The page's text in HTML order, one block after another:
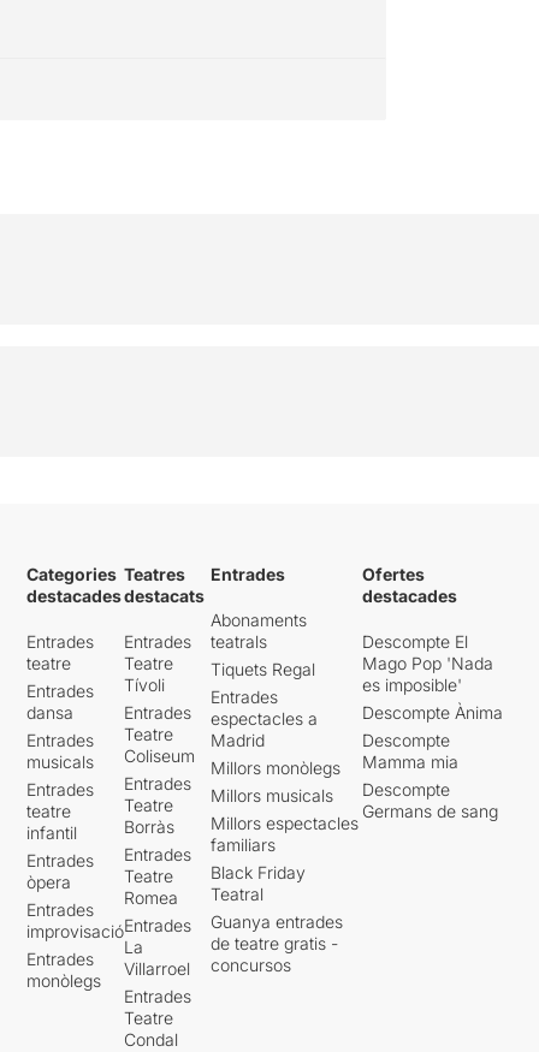
Categories
destacades
Entrades
teatre
Entrades
dansa
Entrades
musicals
Entrades
teatre
infantil
Entrades
òpera
Entrades
improvisació
Entrades
monòlegs
Teatres
destacats
Entrades
Teatre
Tívoli
Entrades
Teatre
Coliseum
Entrades
Teatre
Borràs
Entrades
Teatre
Romea
Entrades
La
Villarroel
Entrades
Teatre
Condal
Entrades
Abonaments
teatrals
Tiquets Regal
Entrades
espectacles a
Madrid
Millors monòlegs
Millors musicals
Millors espectacles
familiars
Black Friday
Teatral
Guanya entrades
de teatre gratis -
concursos
Ofertes
destacades
Descompte El
Mago Pop 'Nada
es imposible'
Descompte Ànima
Descompte
Mamma mia
Descompte
Germans de sang